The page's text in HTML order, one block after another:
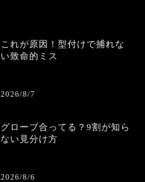
これが原因！型付けで捕れな
い致命的ミス
2026/8/7
グローブ合ってる？9割が知ら
ない見分け方
2026/8/6